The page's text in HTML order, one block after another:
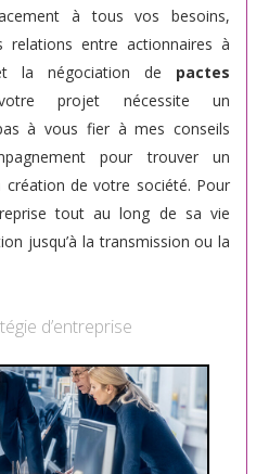
à tous vos besoins,
relations entre actionnaires à
la négociation de pactes
projet nécessite un
à vous fier à mes conseils
pour trouver un
création de votre société. Pour
tout au long de sa vie
jusqu’à la transmission ou la
d’entreprise